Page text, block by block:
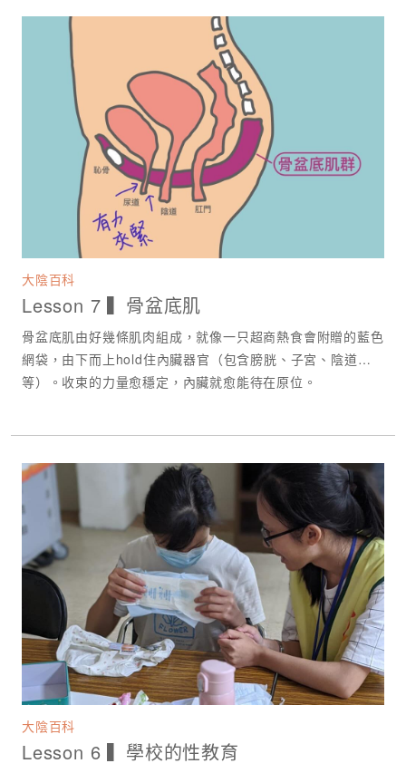
大陰百科
Lesson 7 ▍骨盆底肌
骨盆底肌由好幾條肌肉組成，就像一只超商熱食會附贈的藍色
網袋，由下而上hold住內臟器官（包含膀胱、子宮、陰道…
等）。收束的力量愈穩定，內臟就愈能待在原位。
大陰百科
Lesson 6 ▍學校的性教育